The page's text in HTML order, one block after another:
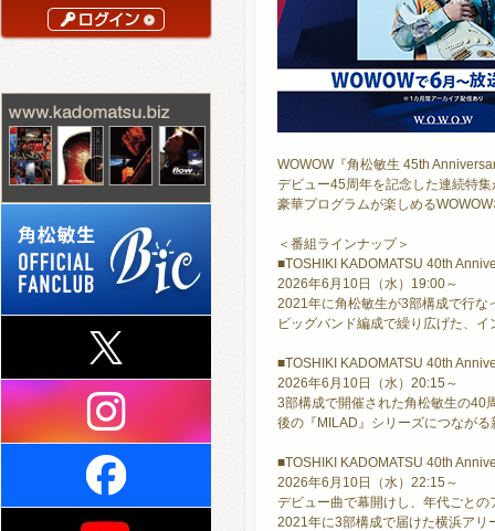
WOWOW『角松敏生 45th
デビュー45周年を記念した連続特
豪華プログラムが楽しめる
＜番組ラインナップ＞
■TOSHIKI KADOMATSU 40th
2026年6月10日（水）19:00～
2021年に角松敏生が3部構成で行な
ビッグバンド編成で繰り広げた、
■TOSHIKI KADOMATSU 40th
2026年6月10日（水）20:15～
3部構成で開催された角松敏生の40
後の『MILAD』シリーズにつなが
■TOSHIKI KADOMATSU 40th
2026年6月10日（水）22:15～
デビュー曲で幕開けし、年代ごとの
2021年に3部構成で届けた横浜ア